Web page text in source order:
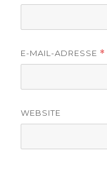
E-MAIL-ADRESSE *
WEBSITE